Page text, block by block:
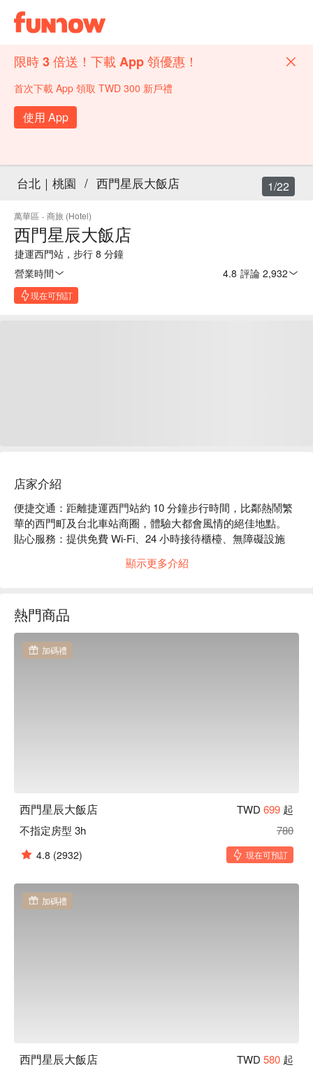
限時 3 倍送！下載 App 領優惠！
首次下載 App 領取 TWD 300 新戶禮
使用 App
台北｜桃園 / 西門星辰大飯店
萬華區 · 商旅 (Hotel)
西門星辰大飯店
捷運西門站，步行 8 分鐘
營業時間
4.8 評論 2,932
現在可預訂
1/22
店家介紹
便捷交通：距離捷運西門站約 10 分鐘步行時間，比鄰熱鬧繁
華的西門町及台北車站商圈，體驗大都會風情的絕佳地點。
貼心服務：提供免費 Wi-Fi、24 小時接待櫃檯、無障礙設施
主題風格：雅緻溫馨的房型，簡約時尚的設計，鬧中取靜的一
顯示更多介紹
熱門商品
加碼禮
西門星辰大飯店 TWD 699 起
不指定房型 3h
780
4.8 (2932) 現在可預訂
加碼禮
西門星辰大飯店 TWD 580 起